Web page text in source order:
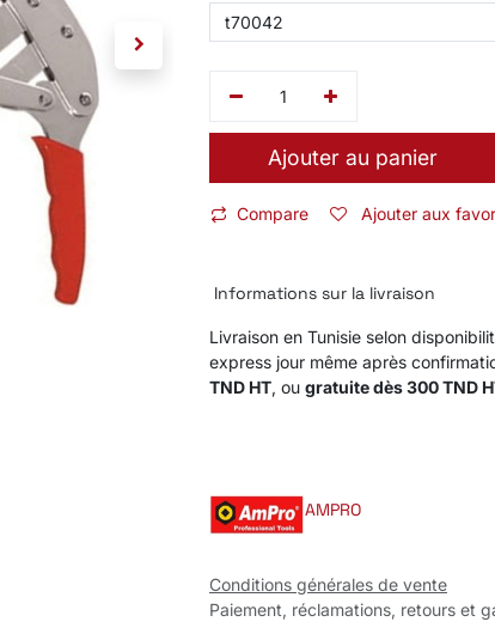
Ajouter au panier
Compare Ajouter aux
Informations sur la livraison
Livraison en Tunisie selon
express jour même après
TND HT, ou gratuite dès 300 TND
AMPRO
Conditions générales de vente
Paiement, réclamations, retours et